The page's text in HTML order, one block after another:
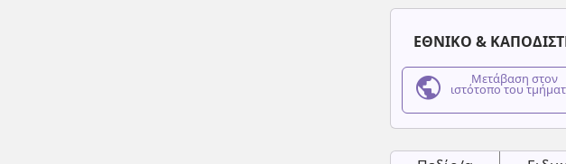
ΕΘΝΙΚΟ &
public Μετάβαση στον
ιστότοπο του